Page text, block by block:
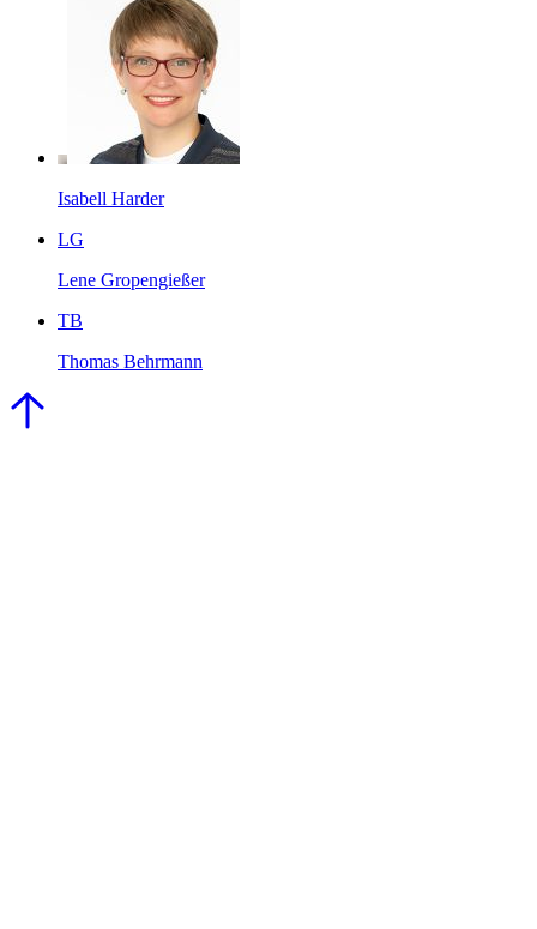
Isabell Harder
LG
Lene Gropengießer
TB
Thomas Behrmann